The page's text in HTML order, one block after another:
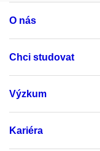
O nás
Chci studovat
Výzkum
Kariéra